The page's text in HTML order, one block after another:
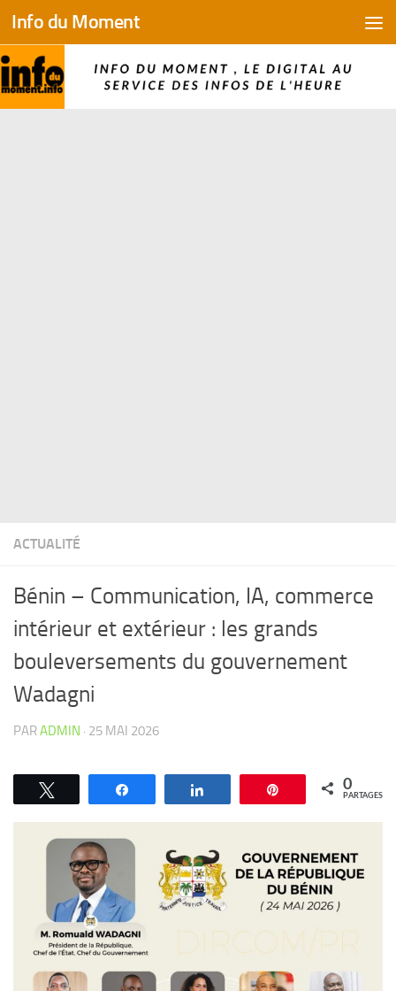
Skip to content
Info du Moment
ACTUALITÉ
Bénin – Communication, IA, commerce
intérieur et extérieur : les grands
bouleversements du gouvernement
Wadagni
PARADMIN · 25 MAI 2026
Épingle 0
PARTAGES